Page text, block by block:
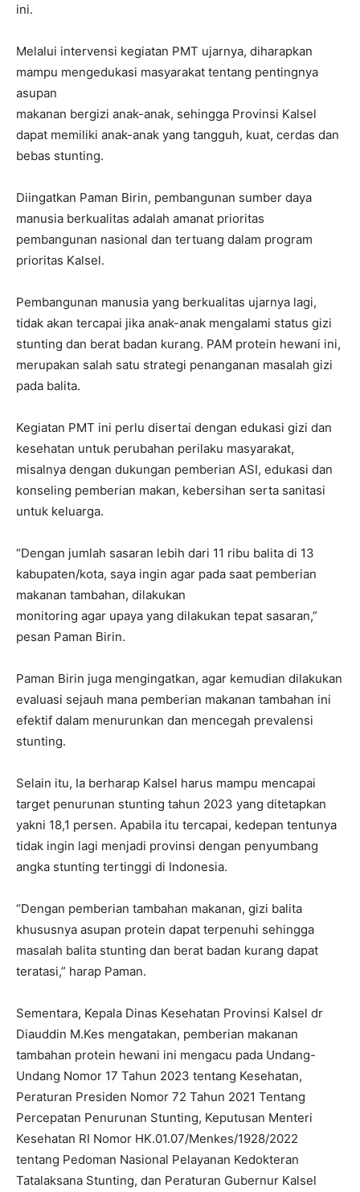
ini.
Melalui intervensi kegiatan PMT ujarnya, diharapkan
mampu mengedukasi masyarakat tentang pentingnya
asupan
makanan bergizi anak-anak, sehingga Provinsi Kalsel
dapat memiliki anak-anak yang tangguh, kuat, cerdas dan
bebas stunting.
Diingatkan Paman Birin, pembangunan sumber daya
manusia berkualitas adalah amanat prioritas
pembangunan nasional dan tertuang dalam program
prioritas Kalsel.
Pembangunan manusia yang berkualitas ujarnya lagi,
tidak akan tercapai jika anak-anak mengalami status gizi
stunting dan berat badan kurang. PAM protein hewani ini,
merupakan salah satu strategi penanganan masalah gizi
pada balita.
Kegiatan PMT ini perlu disertai dengan edukasi gizi dan
kesehatan untuk perubahan perilaku masyarakat,
misalnya dengan dukungan pemberian ASI, edukasi dan
konseling pemberian makan, kebersihan serta sanitasi
untuk keluarga.
“Dengan jumlah sasaran lebih dari 11 ribu balita di 13
kabupaten/kota, saya ingin agar pada saat pemberian
makanan tambahan, dilakukan
monitoring agar upaya yang dilakukan tepat sasaran,”
pesan Paman Birin.
Paman Birin juga mengingatkan, agar kemudian dilakukan
evaluasi sejauh mana pemberian makanan tambahan ini
efektif dalam menurunkan dan mencegah prevalensi
stunting.
Selain itu, Ia berharap Kalsel harus mampu mencapai
target penurunan stunting tahun 2023 yang ditetapkan
yakni 18,1 persen. Apabila itu tercapai, kedepan tentunya
tidak ingin lagi menjadi provinsi dengan penyumbang
angka stunting tertinggi di Indonesia.
“Dengan pemberian tambahan makanan, gizi balita
khususnya asupan protein dapat terpenuhi sehingga
masalah balita stunting dan berat badan kurang dapat
teratasi,” harap Paman.
Sementara, Kepala Dinas Kesehatan Provinsi Kalsel dr
Diauddin M.Kes mengatakan, pemberian makanan
tambahan protein hewani ini mengacu pada Undang-
Undang Nomor 17 Tahun 2023 tentang Kesehatan,
Peraturan Presiden Nomor 72 Tahun 2021 Tentang
Percepatan Penurunan Stunting, Keputusan Menteri
Kesehatan RI Nomor HK.01.07/Menkes/1928/2022
tentang Pedoman Nasional Pelayanan Kedokteran
Tatalaksana Stunting, dan Peraturan Gubernur Kalsel